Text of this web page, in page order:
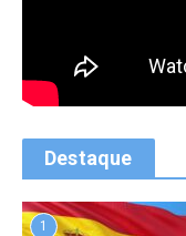
Destaque
1